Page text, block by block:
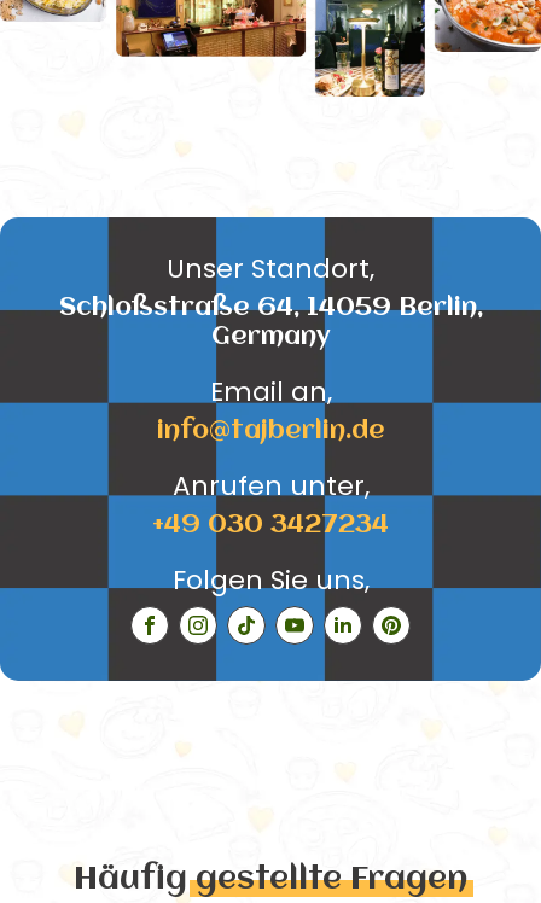
Unser Standort,
Schloßstraße 64, 14059 Berlin,
Germany
Email an,
info@tajberlin.de
Anrufen unter,
+49 030 3427234
Folgen Sie uns,
Häufiggestellte Fragen